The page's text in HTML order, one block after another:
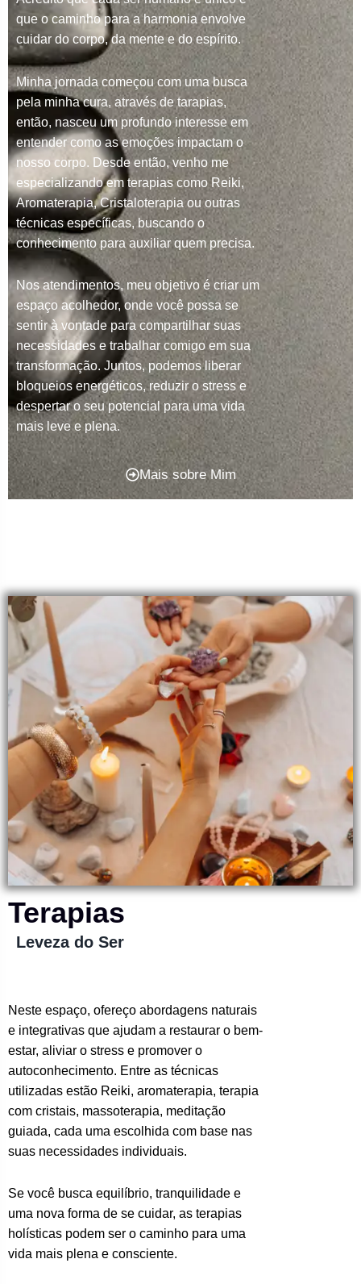
que o caminho para a harmonia envolve
cuidar do corpo, da mente e do espírito.
Minha jornada começou com uma busca
pela minha cura, através de tarapias,
então, nasceu um profundo interesse em
entender como as emoções impactam o
nosso corpo. Desde então, venho me
especializando em terapias como Reiki,
Aromaterapia, Cristaloterapia ou outras
técnicas específicas, buscando o
conhecimento para auxiliar quem precisa.
Nos atendimentos, meu objetivo é criar um
espaço acolhedor, onde você possa se
sentir à vontade para compartilhar suas
necessidades e trabalhar comigo em sua
transformação. Juntos, podemos liberar
bloqueios energéticos, reduzir o stress e
despertar o seu potencial para uma vida
mais leve e plena.
Mais sobre Mim
Terapias
Leveza do Ser
Neste espaço, ofereço abordagens naturais
e integrativas que ajudam a restaurar o bem-
estar, aliviar o stress e promover o
autoconhecimento. Entre as técnicas
utilizadas estão Reiki, aromaterapia, terapia
com cristais, massoterapia, meditação
guiada, cada uma escolhida com base nas
suas necessidades individuais.
Se você busca equilíbrio, tranquilidade e
uma nova forma de se cuidar, as terapias
holísticas podem ser o caminho para uma
vida mais plena e consciente.